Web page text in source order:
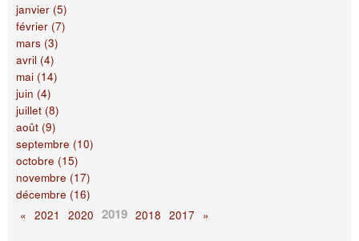
janvier (5)
février (7)
mars (3)
avril (4)
mai (14)
juin (4)
juillet (8)
août (9)
septembre (10)
octobre (15)
novembre (17)
décembre (16)
« 2021 2020 2019 2018 2017 »